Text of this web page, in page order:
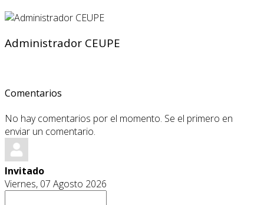
Administrador CEUPE
Comentarios
No hay comentarios por el momento. Se el primero en
enviar un comentario.
Invitado
Viernes, 07 Agosto 2026